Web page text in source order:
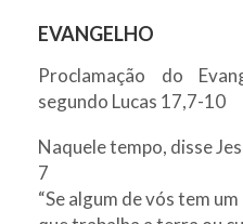
EVANGELHO
Proclamação do
segundo Lucas 17,7-10
Naquele tempo, disse
7
“Se algum de vós tem